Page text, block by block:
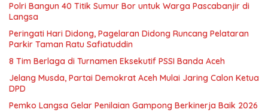
Polri Bangun 40 Titik Sumur Bor untuk Warga Pascabanjir di
Langsa
Peringati Hari Didong, Pagelaran Didong Runcang Pelataran
Parkir Taman Ratu Safiatuddin
8 Tim Berlaga di Turnamen Eksekutif PSSI Banda Aceh
Jelang Musda, Partai Demokrat Aceh Mulai Jaring Calon Ketua
DPD
Pemko Langsa Gelar Penilaian Gampong Berkinerja Baik 2026